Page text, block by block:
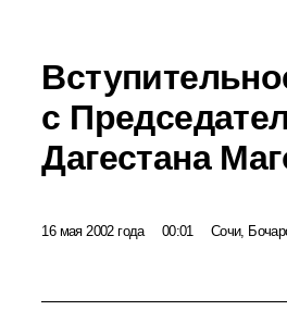
с
Дагестана
16 мая 2002 года 00:01 Сочи,